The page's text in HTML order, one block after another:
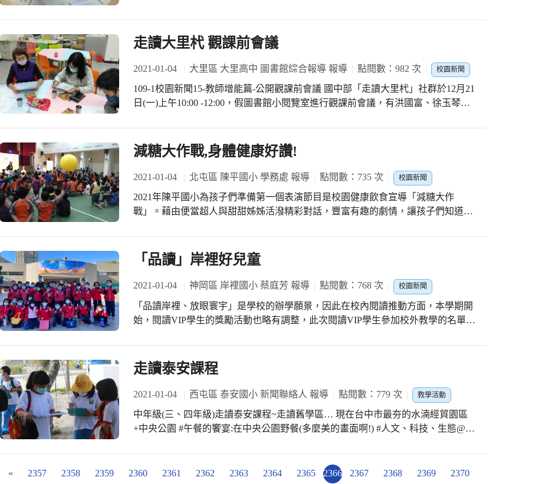
師指導。 403洪梓瑛、吳紓嫻，張育敏老師指導。 501陳秉宏，陳韻如老師指導。 
優等12篇: 401沈禹彤，陳玉芳老師指導。 403梁曼璇、藍于晴、詹喬安，張育敏老
師指導。 406 陳敏倩、陳彥碩、柯傑瀚、廖子菁，張育敏老師指導。 501簡方晴、
以安、林豈禾，曾瓊芳老師指導。 403王巽荷、蕭煒蓁，張育敏老師指導。 406蕭佑
安、王怡然、張之綾，張育敏老師指導。 501簡子騏、龍柏臻、蔡佳侑、鍾易澄，
走讀大里杙 觀課前會議
2021-01-04 大里區 大里高中 圖書館綜合報導 報導 點閱數：982 次 校園新聞
109-1校園新聞15-教師增能篇-公開觀課前會議 國中部「走讀大里杙」社群於12月21
日(一)上午10:00 -12:00，假圖書館小閱覽室進行觀課前會議，有洪國富、徐玉琴、
中除了修正教案內容外，國富老師建議增加DIY除臭防蚊香包製作，獲得社群夥伴
一致讚賞，真是好點子!
減糖大作戰,身體健康好讚!
2021-01-04 北屯區 陳平國小 學務處 報導 點閱數：735 次 校園新聞
2021年陳平國小為孩子們準備第一個表演節目是校園健康飲食宣導「減糖大作
戰」。藉由便當超人與甜甜姊姊活潑精彩對話，豐富有趣的劇情，讓孩子們知道便
讓心情好一點時，還心急地提醒便當超人不要吃，以免誤入陷阱。戲劇表演最後也
邀請孩子們一起實踐健康均衡的飲食生活。
「品讀」岸裡好兒童
2021-01-04 神岡區 岸裡國小 蔡庭芳 報導 點閱數：768 次 校園新聞
「品讀岸裡、放眼寰宇」是學校的辦學願景，因此在校內閱讀推動方面，本學期開
始，閱讀VIP學生的獎勵活動也略有調整，此次閱讀VIP學生參加校外教學的名單是
吸收新知，擴展自己的眼界。此次校外教學來到國立自然科學博物館參觀。首先，
先到立體劇場觀賞影片，孩子們戴上特殊眼鏡，欣賞體型巨大的泰坦巨龍及動畫失
落的世界，有些孩子從未體驗過立體劇場的聲光效果，也對恐龍世界一知半解，但
透過這生動的立體畫面及詳細的文字介紹，也開啟他們自己再去探索恐龍世界奧秘
的興趣。有位低年級孩子，第一次體驗立體劇場，一直在驚嘆，她說：「哇！感覺
自己就在恐龍島上，恐龍就在我眼前耶！小恐龍好可愛喔！我也想當考古學家。」
同年級的孩子進行解說及操作說明，展區有介紹半導體的導電性及二極體電晶體，
走讀泰安課程
2021-01-04 西屯區 泰安國小 新聞聯絡人 報導 點閱數：779 次 教學活動
中年級(三、四年級)走讀泰安課程~走讀舊學區… 現在台中市最夯的水湳經貿園區
+中央公園 #午餐的饗宴:在中央公園野餐(多麼美的畫面啊!) #人文、科技、生態@西
«
2357 2358 2359 2360 2361 2362 2363 2364 2365 2366 2367 2368 2369 2370